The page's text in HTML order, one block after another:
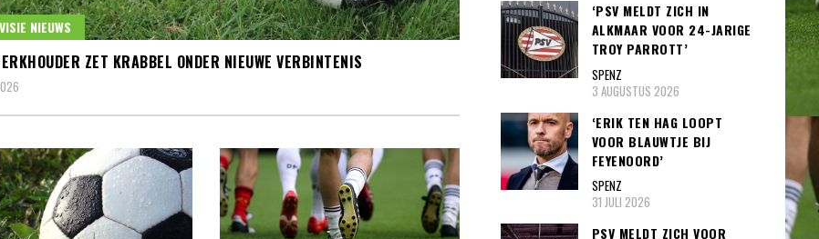
NIEUWS
ZET KRABBEL ONDER NIEUWE VERBINTENIS
‘PSV MELDT ZICH IN
ALKMAAR VOOR 24-JARIGE
TROY PARROTT’
SPENZ
3 AUGUSTUS 2026
‘ERIK TEN HAG LOOPT
VOOR BLAUWTJE BIJ
FEYENOORD’
SPENZ
31 JULI 2026
PSV MELDT ZICH VOOR